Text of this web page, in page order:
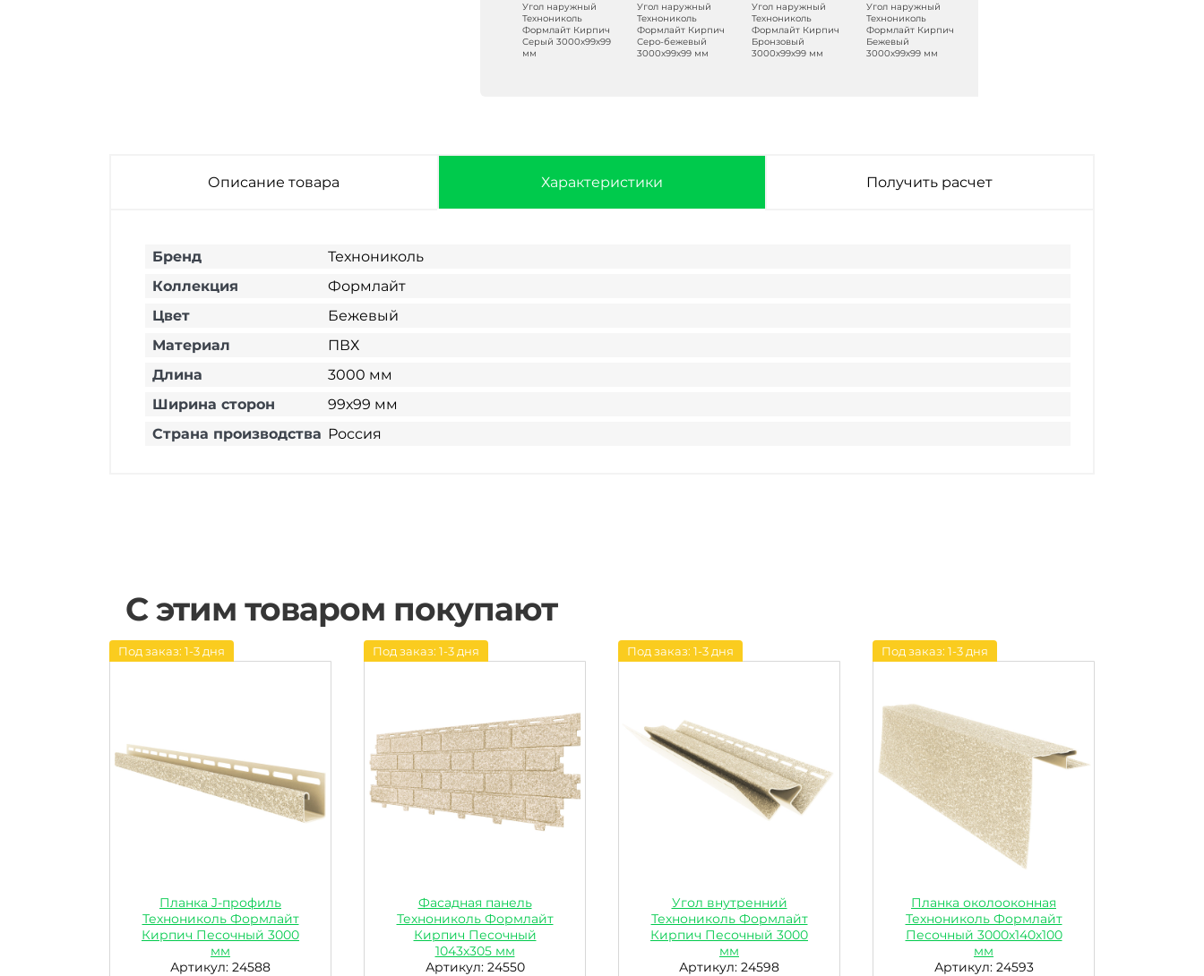
Угол наружный
Технониколь
Формлайт Кирпич
Серый 3000х99х99
мм
Угол наружный
Технониколь
Формлайт Кирпич
Серо-бежевый
3000х99х99 мм
Угол наружный
Технониколь
Формлайт Кирпич
Бронзовый
3000х99х99 мм
Угол наружный
Технониколь
Формлайт Кирпич
Бежевый
3000х99х99 мм
Описание товара Характеристики Получить расчет
Бренд
Технониколь
Коллекция
Формлайт
Цвет
Бежевый
Материал
ПВХ
Длина
3000 мм
Ширина сторон
99х99 мм
Страна производства Россия
С этим товаром покупают
Под заказ: 1-3 дня
Планка J-профиль
Технониколь Формлайт
Кирпич Песочный 3000
мм
Артикул: 24588
Под заказ: 1-3 дня
Фасадная панель
Технониколь Формлайт
Кирпич Песочный
1043х305 мм
Артикул: 24550
Под заказ: 1-3 дня
Угол внутренний
Технониколь Формлайт
Кирпич Песочный 3000
мм
Артикул: 24598
Под заказ: 1-3 дня
Планка околооконная
Технониколь Формлайт
Песочный 3000х140х100
мм
Артикул: 24593